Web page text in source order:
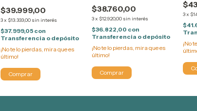
$39.999,00
3x $13.333,00 sin interés
$37.999,05 con
Transferencia o depósito
¡No te lo pierdas, mira que es
último!
$38.760,00
3x $12.920,00 sin interés
$36.822,00 con
Transferencia o depósito
¡No te lo pierdas, mira que es
último!
3x
¡No